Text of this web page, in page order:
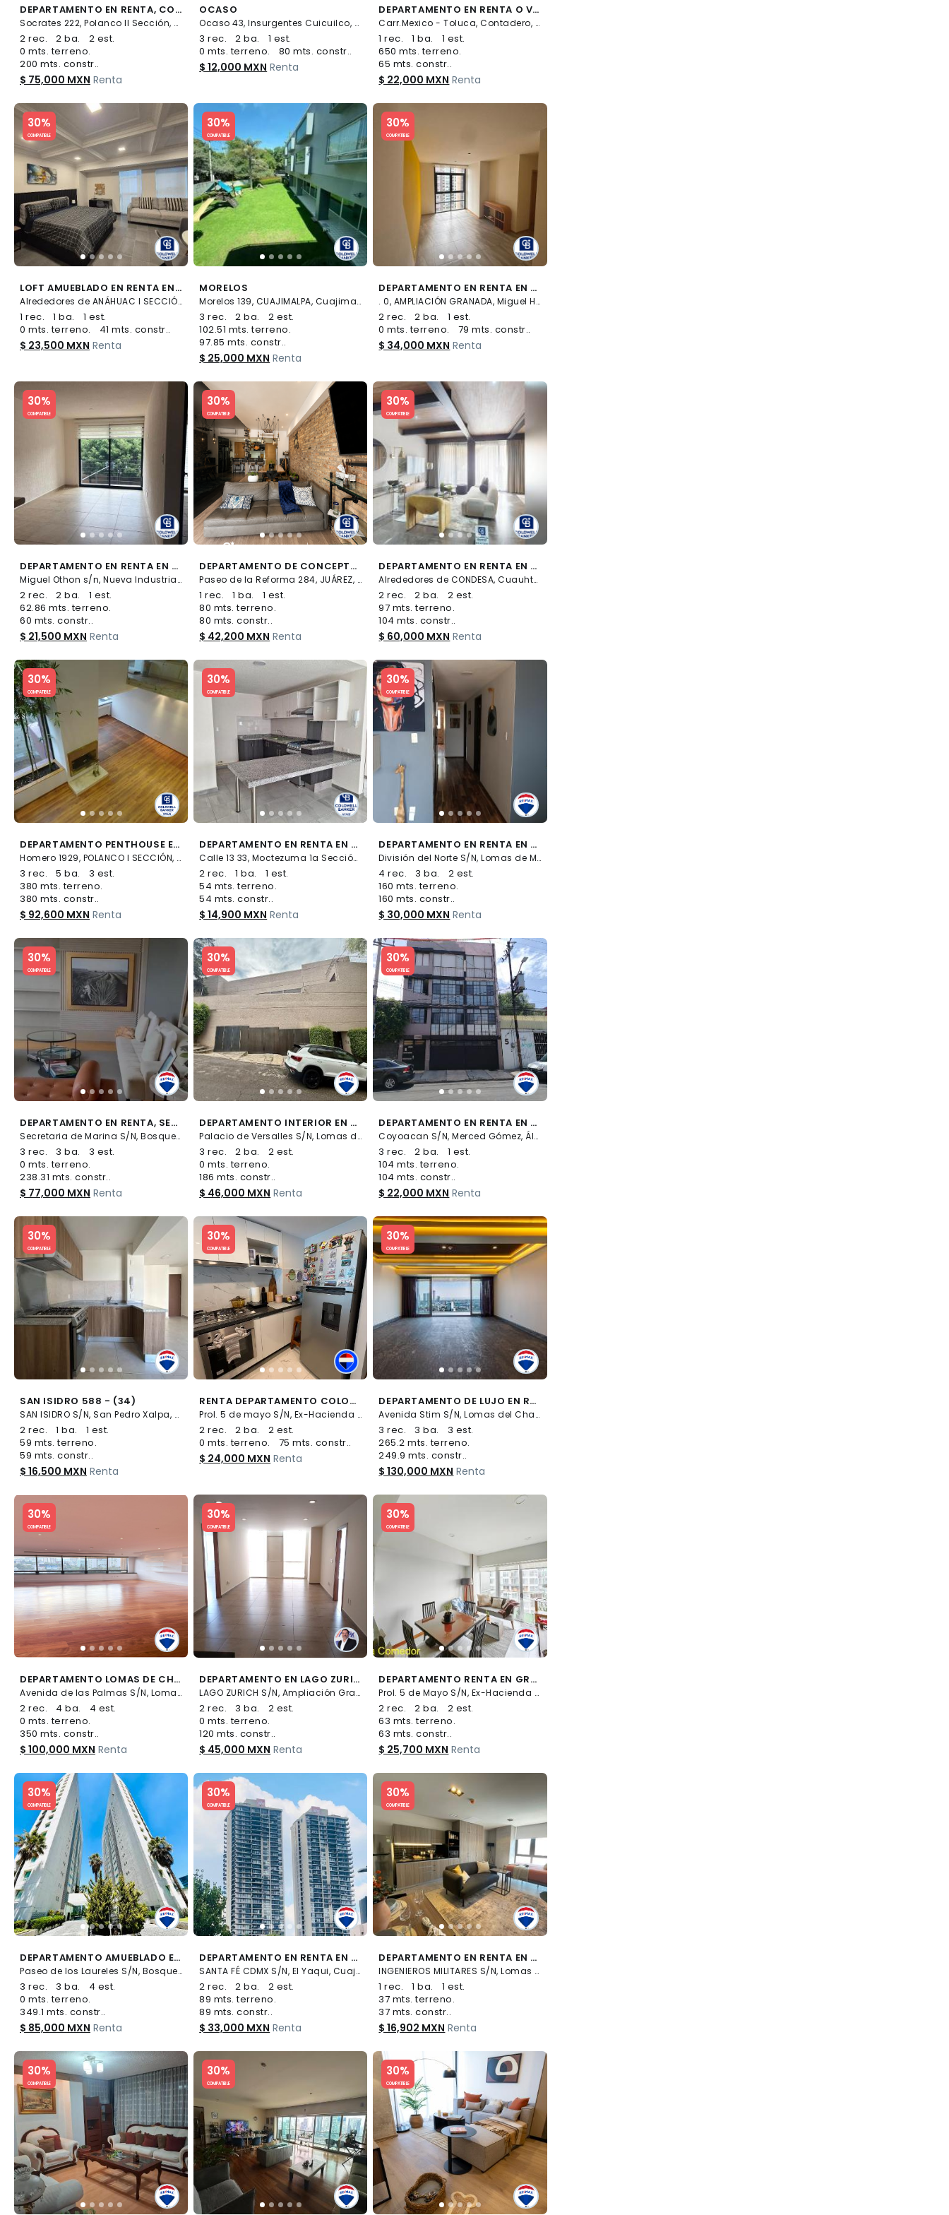
DEPARTAMENTO EN RENTA, COLONIA POLANCO II SECCIÒN. MIGUEL HIDALGO
Socrates 222, Polanco II Sección, Miguel Hidalgo
2 rec. 2 ba.
2 est.
0 mts. terreno.
200 mts. constr..
$ 75,000 MXN Renta
OCASO
Ocaso 43, Insurgentes Cuicuilco, Coyoacán
3 rec. 2 ba.
1 est.
0 mts. terreno.
80 mts. constr..
$ 12,000 MXN Renta
DEPARTAMENTO EN RENTA O VENTA EN STAMPA RESIDENCIAL CONTADERO, CUAJIMALPA, CDMX
Carr.Mexico - Toluca, Contadero, 5860, CONTADERO, Cuajimalpa de Morelos
1 rec. 1 ba.
1 est.
650 mts. terreno.
65 mts. constr..
$ 22,000 MXN Renta
30%
COMPATIBLE
Slide 1 of 5
LOFT AMUEBLADO EN RENTA EN VITANT POLANCO BY BE GRAND, ANÁHUAC I, MIGUEL HIDALGO, CDMX
Alrededores de ANÁHUAC I SECCIÓN, Miguel Hidalgo
1 rec. 1 ba.
1 est.
0 mts. terreno.
41 mts. constr..
$ 23,500 MXN Renta
30%
COMPATIBLE
Slide 1 of 5
MORELOS
Morelos 139, CUAJIMALPA, Cuajimalpa de Morelos
3 rec. 2 ba.
2 est.
102.51 mts. terreno.
97.85 mts. constr..
$ 25,000 MXN Renta
30%
COMPATIBLE
Slide 1 of 5
DEPARTAMENTO EN RENTA EN TORRE VIENA, AMPLIACIÓN GRANADA
. 0, AMPLIACIÓN GRANADA, Miguel Hidalgo
2 rec. 2 ba.
1 est.
0 mts. terreno.
79 mts. constr..
$ 34,000 MXN Renta
30%
COMPATIBLE
Slide 1 of 5
DEPARTAMENTO EN RENTA EN NUEVA INDUSTRIAL VALLEJO
Miguel Othon s/n, Nueva Industrial Vallejo, Gustavo A. Madero
2 rec. 2 ba.
1 est.
62.86 mts. terreno.
60 mts. constr..
$ 21,500 MXN Renta
30%
COMPATIBLE
Slide 1 of 5
DEPARTAMENTO DE CONCEPTO EN RENTA AMUEBLADO | PASEO DE LA REFORMA CDMX
Paseo de la Reforma 284, JUÁREZ, Cuauhtémoc
1 rec. 1 ba.
1 est.
80 mts. terreno.
80 mts. constr..
$ 42,200 MXN Renta
30%
COMPATIBLE
Slide 1 of 5
DEPARTAMENTO EN RENTA EN CONDESA, CUAUHTÉMOC, CDMX
Alrededores de CONDESA, Cuauhtémoc
2 rec. 2 ba.
2 est.
97 mts. terreno.
104 mts. constr..
$ 60,000 MXN Renta
30%
COMPATIBLE
Slide 1 of 5
DEPARTAMENTO PENTHOUSE EN RENTA EN POLANCO I, MIGUEL HIDALGO, CDMX
Homero 1929, POLANCO I SECCIÓN, Miguel Hidalgo
3 rec. 5 ba.
3 est.
380 mts. terreno.
380 mts. constr..
$ 92,600 MXN Renta
30%
COMPATIBLE
Slide 1 of 5
DEPARTAMENTO EN RENTA EN COLONIA MOCTEZUMA
Calle 13 33, Moctezuma 1a Sección, Venustiano Carranza
2 rec. 1 ba.
1 est.
54 mts. terreno.
54 mts. constr..
$ 14,900 MXN Renta
30%
COMPATIBLE
Slide 1 of 5
DEPARTAMENTO EN RENTA EN LOMAS DE MEMETLA 683415 - (34)
División del Norte S/N, Lomas de Memetla, Cuajimalpa de Morelos
4 rec. 3 ba.
2 est.
160 mts. terreno.
160 mts. constr..
$ 30,000 MXN Renta
30%
COMPATIBLE
Slide 1 of 5
DEPARTAMENTO EN RENTA, SECRETARIA DE MARINA - (34)
Secretaria de Marina S/N, Bosques de las Lomas, Cuajimalpa de Morelos
3 rec. 3 ba.
3 est.
0 mts. terreno.
238.31 mts. constr..
$ 77,000 MXN Renta
30%
COMPATIBLE
Slide 1 of 5
DEPARTAMENTO INTERIOR EN RENTA EN PALACIO DE VERSALLES EN COL. LOMAS DE REFORMA - (34)
Palacio de Versalles S/N, Lomas de Reforma, Miguel Hidalgo
3 rec. 2 ba.
2 est.
0 mts. terreno.
186 mts. constr..
$ 46,000 MXN Renta
30%
COMPATIBLE
Slide 1 of 5
DEPARTAMENTO EN RENTA EN LA COLONIA MERCED GÓMEZ - (34)
Coyoacan S/N, Merced Gómez, Álvaro Obregón
3 rec. 2 ba.
1 est.
104 mts. terreno.
104 mts. constr..
$ 22,000 MXN Renta
30%
COMPATIBLE
Slide 1 of 5
SAN ISIDRO 588 - (34)
SAN ISIDRO S/N, San Pedro Xalpa, Azcapotzalco
2 rec. 1 ba.
1 est.
59 mts. terreno.
59 mts. constr..
$ 16,500 MXN Renta
30%
COMPATIBLE
Slide 1 of 5
RENTA DEPARTAMENTO COLONIA ALVARO OBREGÓN - (34)
Prol. 5 de mayo S/N, Ex-Hacienda de Tarango, Álvaro Obregón
2 rec. 2 ba.
2 est.
0 mts. terreno.
75 mts. constr..
$ 24,000 MXN Renta
30%
COMPATIBLE
Slide 1 of 5
DEPARTAMENTO DE LUJO EN RENTA EN RESIDENCIAL VIDALTA, LOMAS DEL CHAMIZAL - (34)
Avenida Stim S/N, Lomas del Chamizal, Cuajimalpa de Morelos
3 rec. 3 ba.
3 est.
265.2 mts. terreno.
249.9 mts. constr..
$ 130,000 MXN Renta
30%
COMPATIBLE
Slide 1 of 5
DEPARTAMENTO LOMAS DE CHAPULTEPEC + AMENIDADES + 4 ESTACIONAMIENTOS - (34)
Avenida de las Palmas S/N, Lomas de Chapultepec I Sección, Miguel Hidalgo
2 rec. 4 ba.
4 est.
0 mts. terreno.
350 mts. constr..
$ 100,000 MXN Renta
30%
COMPATIBLE
Slide 1 of 5
DEPARTAMENTO EN LAGO ZURICH AMPLIACIÓN GRANADA MIGUEL HIDALGO CDMX - (34)
LAGO ZURICH S/N, Ampliación Granada, Miguel Hidalgo
2 rec. 3 ba.
2 est.
0 mts. terreno.
120 mts. constr..
$ 45,000 MXN Renta
30%
COMPATIBLE
Slide 1 of 5
DEPARTAMENTO RENTA EN GRAND TOWER CENTENARIO / 63M2 CON BALCÓN - (34)
Prol. 5 de Mayo S/N, Ex-Hacienda de Tarango, Álvaro Obregón
2 rec. 2 ba.
2 est.
63 mts. terreno.
63 mts. constr..
$ 25,700 MXN Renta
30%
COMPATIBLE
Slide 1 of 5
DEPARTAMENTO AMUEBLADO EN RNTA EN EL "SERVILLETERO" - (34)
Paseo de los Laureles S/N, Bosques de las Lomas, Cuajimalpa de Morelos
3 rec. 3 ba.
4 est.
0 mts. terreno.
349.1 mts. constr..
$ 85,000 MXN Renta
30%
COMPATIBLE
Slide 1 of 5
DEPARTAMENTO EN RENTA EN CDMX - (34)
SANTA FÉ CDMX S/N, El Yaqui, Cuajimalpa de Morelos
2 rec. 2 ba.
2 est.
89 mts. terreno.
89 mts. constr..
$ 33,000 MXN Renta
30%
COMPATIBLE
Slide 1 of 5
DEPARTAMENTO EN RENTA EN TOREO CON AMENIDADES - (34)
INGENIEROS MILITARES S/N, Lomas de Sotelo, Miguel Hidalgo
1 rec. 1 ba.
1 est.
37 mts. terreno.
37 mts. constr..
$ 16,902 MXN Renta
30%
COMPATIBLE
Slide 1 of 5
30%
COMPATIBLE
Slide 1 of 5
30%
COMPATIBLE
Slide 1 of 5